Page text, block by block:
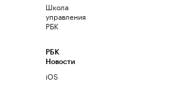
Школа
управления
РБК
РБК
Новости
iOS